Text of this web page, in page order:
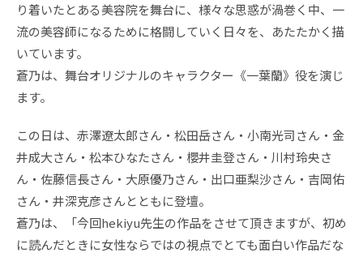
り着いたとある美容院を舞台に、様々な思惑が渦巻く中、一
流の美容師になるために格闘していく日々を、あたたかく描
いています。
蒼乃は、舞台オリジナルのキャラクター《一葉蘭》役を演じ
ます。
この日は、赤澤遼太郎さん・松田岳さん・小南光司さん・金
井成大さん・松本ひなたさん・櫻井圭登さん・川村玲央さ
ん・佐藤信長さん・大原優乃さん・出口亜梨沙さん・吉岡佑
さん・井深克彦さんとともに登壇。
蒼乃は、「今回hekiyu先生の作品をさせて頂きますが、初め
に読んだときに女性ならではの視点でとても面白い作品だな